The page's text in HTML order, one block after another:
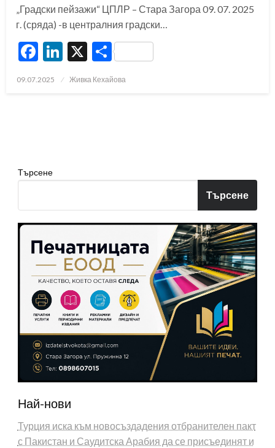
„Градски пейзажи“ ЦПЛР – Стара Загора 09. 07. 2025
г. (сряда) -в централния градски…
Facebook
LinkedIn
X Share
Posted
09.07.2025 Живка Кехайова
Търсене
Търсене
Най-нови
Турция иска към новосъздадения отбранителен пакт
с Пакистан и Саудитска Арабия да се присъединят и